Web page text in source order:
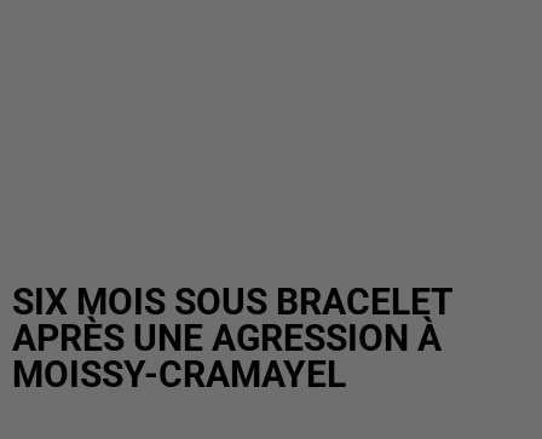
SIX MOIS SOUS BRACELET
APRÈS UNE AGRESSION À
MOISSY-CRAMAYEL